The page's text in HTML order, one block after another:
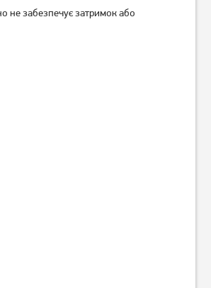
Миша Logitech B100 USB
не забезпечує затримок або